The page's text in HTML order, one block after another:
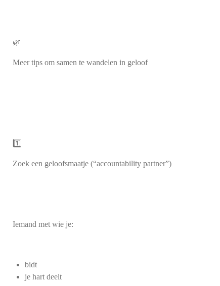
🌿
Meer tips om samen te wandelen in geloof
1️⃣
Zoek een geloofsmaatje (“accountability partner”)
Iemand met wie je:
bidt
je hart deelt